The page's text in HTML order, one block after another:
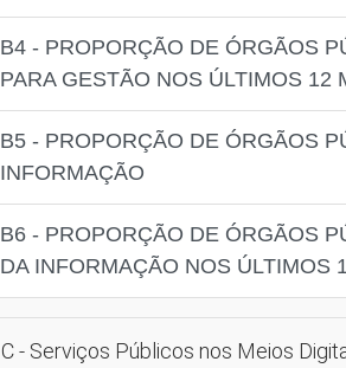
B4 - PROPORÇÃO DE ÓRGÃOS
PARA GESTÃO NOS ÚLTIMOS 12
B5 - PROPORÇÃO DE ÓRGÃOS
INFORMAÇÃO
B6 - PROPORÇÃO DE ÓRGÃOS
DA INFORMAÇÃO NOS ÚLTIMOS
C - Serviços Públicos nos Meios